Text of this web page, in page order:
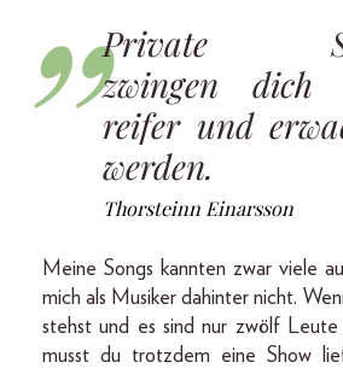
Private
zwingen
reifer und
werden.
Thorsteinn Einarsson
Meine Songs kannten zwar viele
mich als Musiker dahinter nicht.
stehst und es sind nur zwölf Leute
musst du trotzdem eine Show